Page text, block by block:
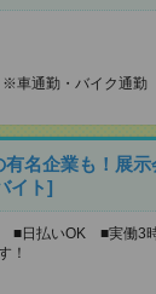
車通勤・バイク通勤
有名企業も！展
イト]
■日払いOK ■実働3
！